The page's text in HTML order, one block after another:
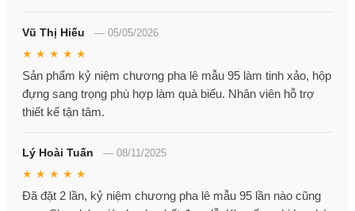
Vũ Thị Hiếu — 05/05/2026
★ ★ ★ ★ ★
Sản phẩm kỷ niệm chương pha lê mẫu 95 làm tinh xảo, hộp
đựng sang trọng phù hợp làm quà biếu. Nhân viên hỗ trợ
thiết kế tận tâm.
Lý Hoài Tuấn — 08/11/2025
★ ★ ★ ★ ★
Đã đặt 2 lần, kỷ niệm chương pha lê mẫu 95 lần nào cũng